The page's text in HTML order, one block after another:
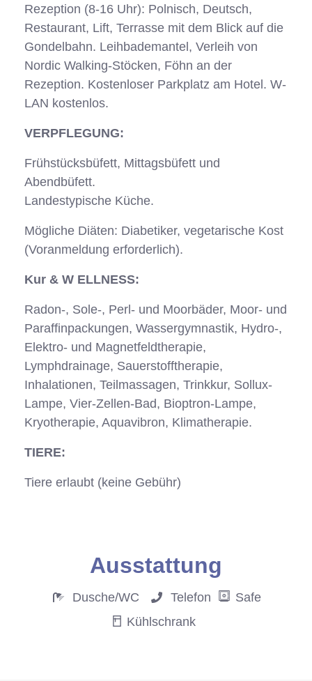
Rezeption (8-16 Uhr): Polnisch, Deutsch,
Restaurant, Lift, Terrasse mit dem Blick auf die
Gondelbahn. Leihbademantel, Verleih von
Nordic Walking-Stöcken, Föhn an der
Rezeption. Kostenloser Parkplatz am Hotel. W-
LAN kostenlos.
VERPFLEGUNG:
Frühstücksbüfett, Mittagsbüfett und
Abendbüfett.
Landestypische Küche.
Mögliche Diäten: Diabetiker, vegetarische Kost
(Voranmeldung erforderlich).
Kur & W ELLNESS:
Radon-, Sole-, Perl- und Moorbäder, Moor- und
Paraffinpackungen, Wassergymnastik, Hydro-,
Elektro- und Magnetfeldtherapie,
Lymphdrainage, Sauerstofftherapie,
Inhalationen, Teilmassagen, Trinkkur, Sollux-
Lampe, Vier-Zellen-Bad, Bioptron-Lampe,
Kryotherapie, Aquavibron, Klimatherapie.
TIERE:
Tiere erlaubt (keine Gebühr)
Ausstattung
Dusche/WC Telefon
Safe
Kühlschrank